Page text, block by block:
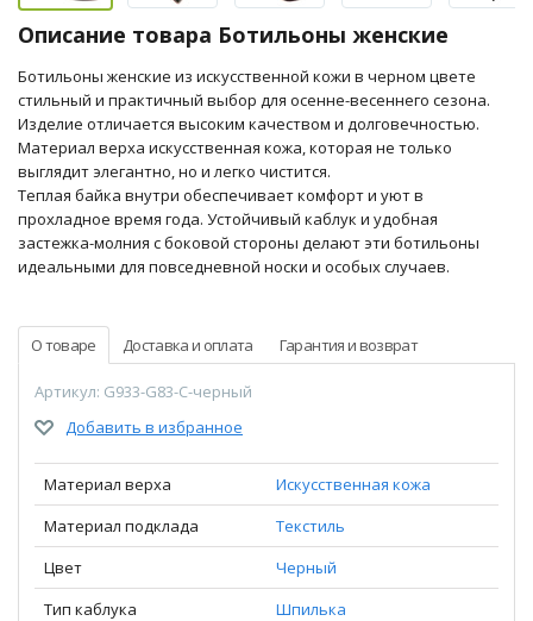
Описание товара Ботильоны женские
Ботильоны женские из искусственной кожи в черном цвете
стильный и практичный выбор для осенне-весеннего сезона.
Изделие отличается высоким качеством и долговечностью.
Материал верха искусственная кожа, которая не только
выглядит элегантно, но и легко чистится.
Теплая байка внутри обеспечивает комфорт и уют в
прохладное время года. Устойчивый каблук и удобная
застежка-молния с боковой стороны делают эти ботильоны
идеальными для повседневной носки и особых случаев.
О товаре Доставка и оплата Гарантия и возврат
Артикул: G933-G83-C-черный
Добавить в избранное
Материал верха
Искусственная кожа
Материал подклада
Текстиль
Цвет
Черный
Тип каблука
Шпилька